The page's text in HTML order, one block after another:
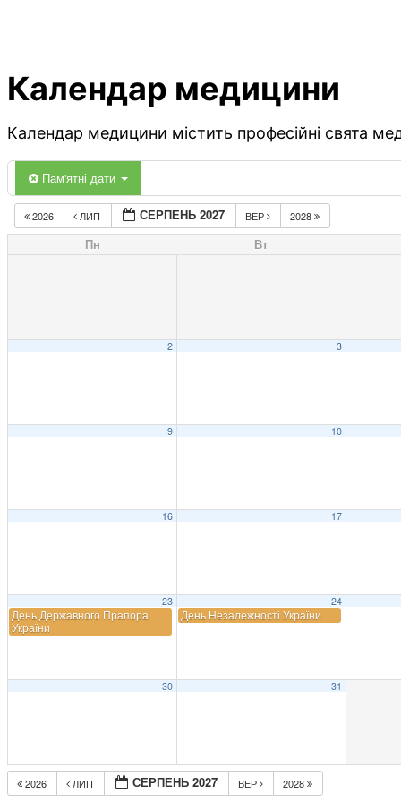
Календар медицини
Календар медицини містить професійні свята
Пам'ятні дати
2026 ЛИП СЕРПЕНЬ 2027 ВЕР 2028
Пн Вт
2 3
9 10
16 17
23
День Державного Прапора
України
24
День Незалежності України
30 31
2026 ЛИП СЕРПЕНЬ 2027 ВЕР 2028